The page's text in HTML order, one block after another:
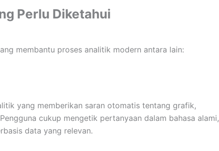
Perlu Diketahui
membantu proses analitik modern antara lain:
yang memberikan saran otomatis tentang grafik,
cukup mengetik pertanyaan dalam bahasa alami,
data yang relevan.